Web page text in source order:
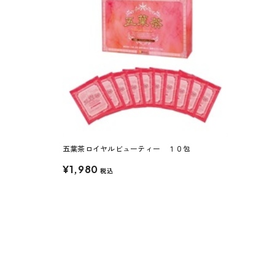
五葉茶ロイヤルビューティー １０包
¥1,980税込